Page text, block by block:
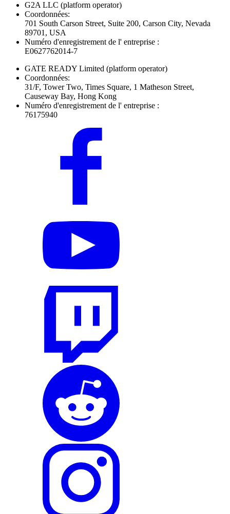
G2A LLC (platform operator)
Coordonnées:
701 South Carson Street, Suite 200, Carson City, Nevada
89701, USA
Numéro d'enregistrement de l' entreprise :
E0627762014-7
GATE READY Limited (platform operator)
Coordonnées:
31/F, Tower Two, Times Square, 1 Matheson Street,
Causeway Bay, Hong Kong
Numéro d'enregistrement de l' entreprise :
76175940